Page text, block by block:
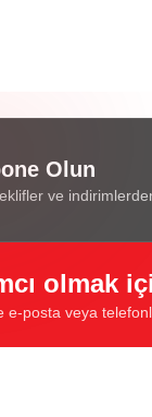
Olun
ve
olmak
e-posta veya